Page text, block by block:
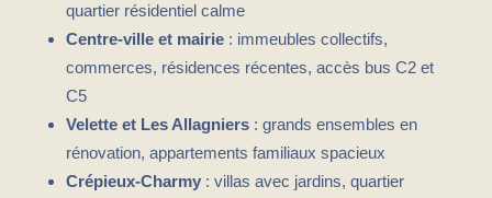
quartier résidentiel calme
Centre-ville et mairie: immeubles collectifs,
commerces, résidences récentes, accès bus C2 et
C5
Velette et Les Allagniers: grands ensembles en
rénovation, appartements familiaux spacieux
Crépieux-Charmy: villas avec jardins, quartier